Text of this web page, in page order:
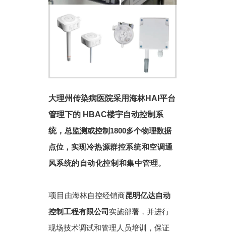
大理州传染病医院采用海林HAI平台
管理下的HBAC楼宇自动控制系
统， 总监测或控制1800多个物理数据
点位， 实现冷热源群控系统和空调通
风系统的自动化控制和集中管理。
项目 由海林自控经销商昆明亿达自动
控制工程有限公司 实施部署，并进行
现场技术调试和管理人员培训，保证